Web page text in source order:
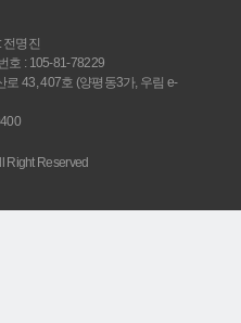
전명진
호 : 105-81-78229
로 43, 407호 (양평동3가, 우림 e-
Right Reserved